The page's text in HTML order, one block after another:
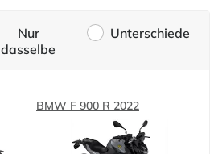
Nur
dasselbe
Unterschiede
BMW F 900 R 2022